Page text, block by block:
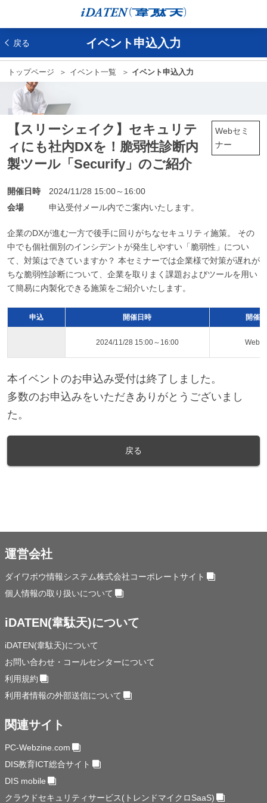
戻る イベント申込入力
トップページ イベント一覧 イベント申込入力
Webセミ
ナー
【スリーシェイク】セキュリテ
ィにも社内DXを！脆弱性診断内
製ツール「Securify」のご紹介
開催日時
2024/11/28 15:00～16:00
会場
申込受付メール内でご案内いたします。
企業のDXが進む一方で後手に回りがちなセキュリティ施策。 その
中でも個社個別のインシデントが発生しやすい「脆弱性」につい
て、対策はできていますか？ 本セミナーでは企業様で対策が遅れが
ちな脆弱性診断について、企業を取りまく課題およびツールを用い
て簡易に内製化できる施策をご紹介いたします。
申込 開催日時 開催
2024/11/28 15:00～16:00 Web
本イベントのお申込み受付は終了しました。
多数のお申込みをいただきありがとうございまし
た。
戻る
運営会社
ダイワボウ情報システム株式会社コーポレートサイト
個人情報の取り扱いについて
iDATEN(韋駄天)について
iDATEN(韋駄天)について
お問い合わせ・コールセンターについて
利用規約
利用者情報の外部送信について
関連サイト
PC-Webzine.com
DIS教育ICT総合サイト
DIS mobile
クラウドセキュリティサービス(トレンドマイクロSaaS)